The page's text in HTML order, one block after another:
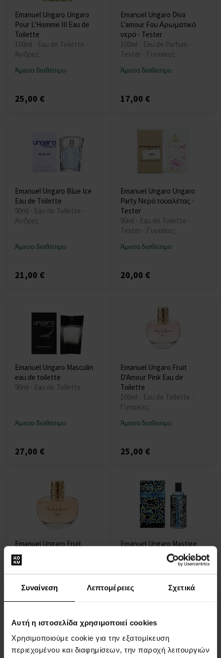
Συναίνεση Λεπτομέρειες Σχετικά
Αυτή η ιστοσελίδα χρησιμοποιεί cookies
Χρησιμοποιούμε cookie για την εξατομίκευση
περιεχομένου και διαφημίσεων, την παροχή λειτουργιών
Emanuel Ungaro Ungaro
Pour L'Homme III Eau de
Toilette
100ml - Eau de Toilette -
Άνδρες
Άμεσα διαθέσιμο
25,00 €
Emanuel Ungaro Diva
L'amour Fou Αρωματικό
νερό - Tester
100ml - Eau de Parfum -
Tester - Γυναίκες
Άμεσα διαθέσιμο
17,00 €
Emanuel Ungaro Blue Ice
Eau de Toilette
90ml - Eau de Toilette -
Άνδρες
Άμεσα διαθέσιμο
21,00 €
Emanuel Ungaro Ungaro
Party Νερό τουαλέτας -
Tester
90ml - Eau de Toilette -
Tester - Γυναίκες
Άμεσα διαθέσιμο
20,00 €
Emanuel Ungaro Masculin
eau de toilette
90ml - Eau de Toilette
Άμεσα διαθέσιμο
27,00 €
Emanuel Ungaro Fruit
D'Amour Pink Eau de
Toilette
100ml - Eau de Toilette -
Γυναίκες
Άμεσα διαθέσιμο
25,00 €
Emanuel Ungaro Fruit
d'Amour Gold Eau de
Toilette
100ml - Eau de Toilette -
Γυναίκες
Άμεσα διαθέσιμο
26,00 €
Emanuel Ungaro Mastige
For Him Eau de Toilette
100ml - Eau de Toilette -
Άνδρες
24,00 €